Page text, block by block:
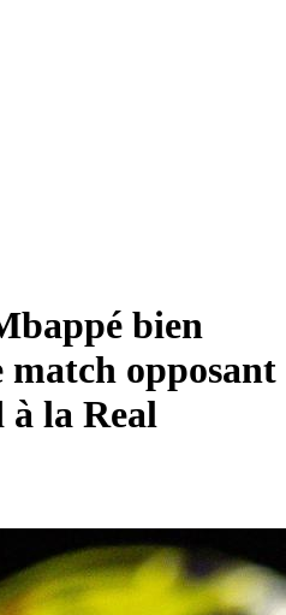
bien
opposant
la Real